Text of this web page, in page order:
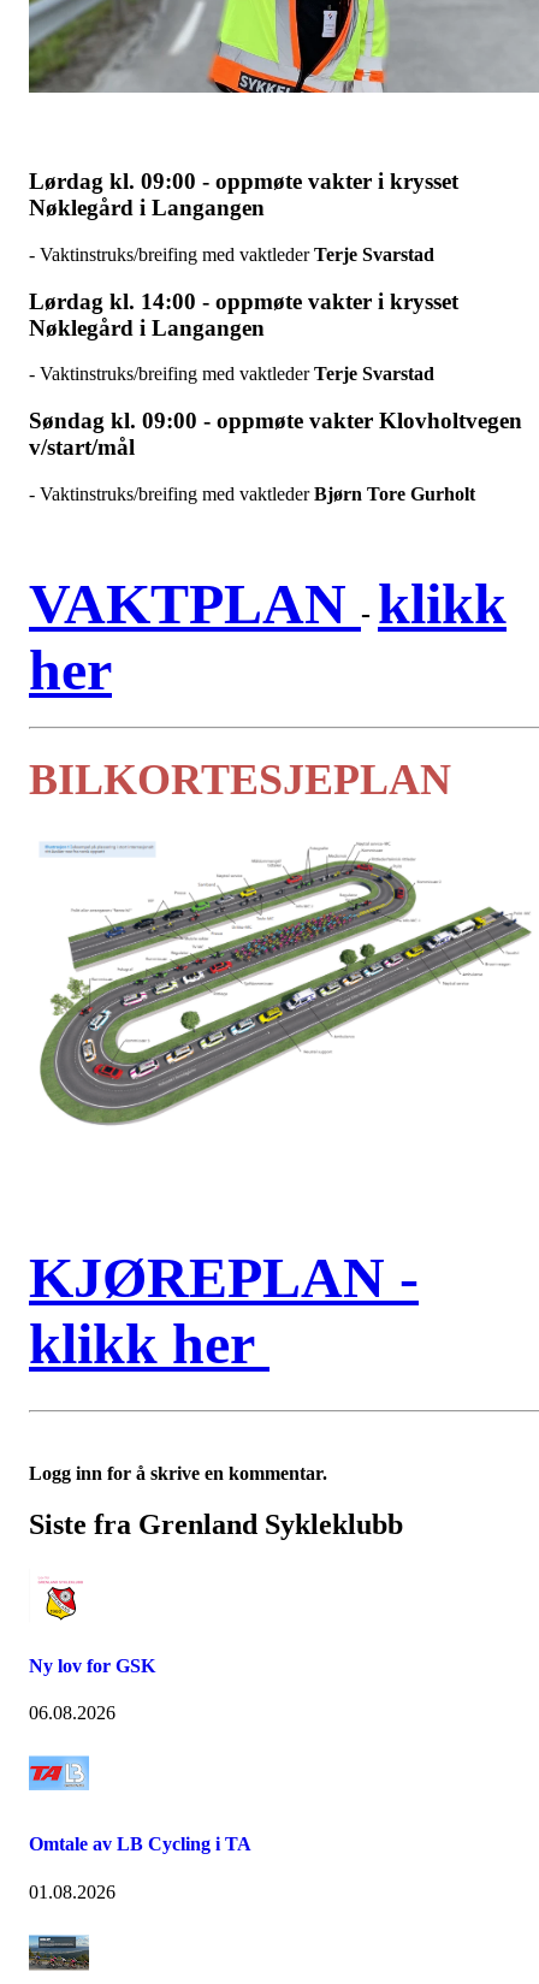
Lørdag kl. 09:00 - oppmøte vakter i krysset
Nøklegård i Langangen
- Vaktinstruks/breifing med vaktlederTerje Svarstad
Lørdag kl. 14:00 - oppmøte vakter i krysset
Nøklegård i Langangen
- Vaktinstruks/breifing med vaktlederTerje Svarstad
Søndag kl. 09:00 - oppmøte vakter Klovholtvegen
v/start/mål
- Vaktinstruks/breifing med vaktlederBjørn Tore Gurholt
VAKTPLAN - klikk
her
BILKORTESJEPLAN
KJØREPLAN -
klikk her
Logg inn for å skrive en kommentar.
Siste fra Grenland Sykleklubb
Ny lov for GSK
06.08.2026
Omtale av LB Cycling i TA
01.08.2026